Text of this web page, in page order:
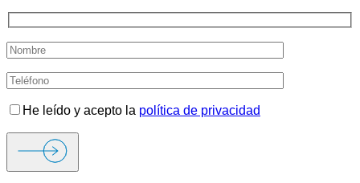
He leído y acepto la política de privacidad